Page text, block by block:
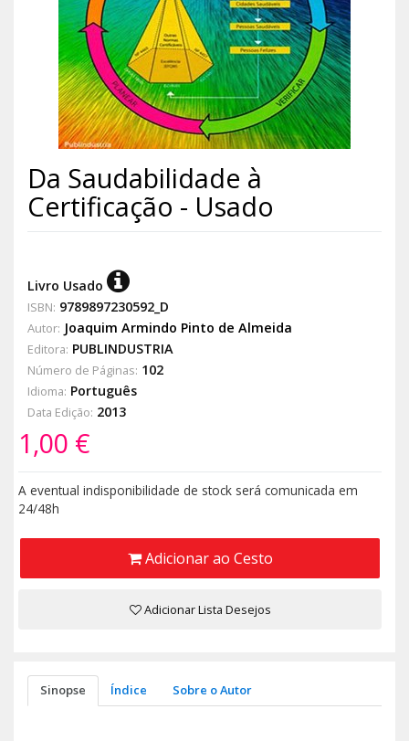
Da Saudabilidade à
Certificação - Usado
Livro Usado
ISBN: 9789897230592_D
Autor: Joaquim Armindo Pinto de Almeida
Editora: PUBLINDUSTRIA
Número de Páginas: 102
Idioma: Português
Data Edição: 2013
1,00 €
A eventual indisponibilidade de stock será comunicada em
24/48h
Adicionar ao Cesto
Adicionar Lista Desejos
Sinopse Índice Sobre o Autor